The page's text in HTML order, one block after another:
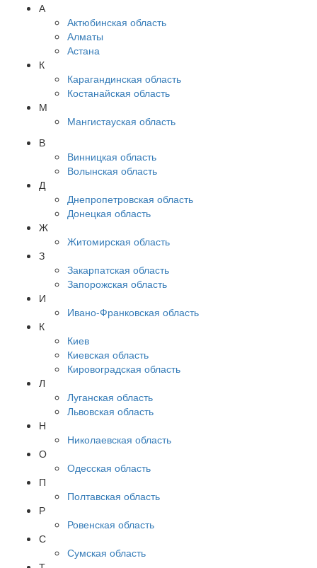
А
Актюбинская область
Алматы
Астана
К
Карагандинская область
Костанайская область
М
Мангистауская область
В
Винницкая область
Волынская область
Д
Днепропетровская область
Донецкая область
Ж
Житомирская область
З
Закарпатская область
Запорожская область
И
Ивано-Франковская область
К
Киев
Киевская область
Кировоградская область
Л
Луганская область
Львовская область
Н
Николаевская область
О
Одесская область
П
Полтавская область
Р
Ровенская область
С
Сумская область